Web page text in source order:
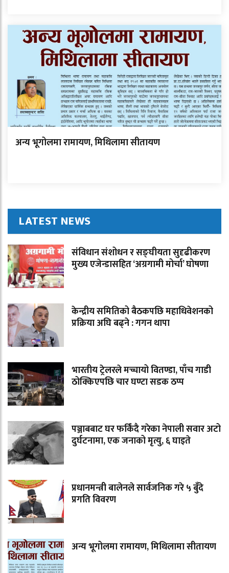
अन्य भूगोलमा रामायण, मिथिलामा सीतायण
LATEST NEWS
संविधान संशोधन र सङ्घीयता सुदृढीकरण
मुख्य एजेन्डासहित ‘अग्रगामी मोर्चा’ घोषणा
केन्द्रीय समितिको बैठकपछि महाधिवेशनको
प्रक्रिया अघि बढ्ने : गगन थापा
भारतीय ट्रेलरले मच्चायो वितण्डा, पाँच गाडी
ठोक्किएपछि चार घण्टा सडक ठप्प
पञ्जाबबाट घर फर्किंदै गरेका नेपाली सवार अटो
दुर्घटनामा, एक जनाको मृत्यु, ६ घाइते
प्रधानमन्त्री बालेनले सार्वजनिक गरे ५ बुँदे
प्रगति विवरण
अन्य भूगोलमा रामायण, मिथिलामा सीतायण